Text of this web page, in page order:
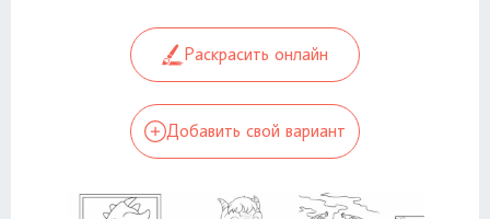
Раскрасить онлайн
Добавить свой вариант